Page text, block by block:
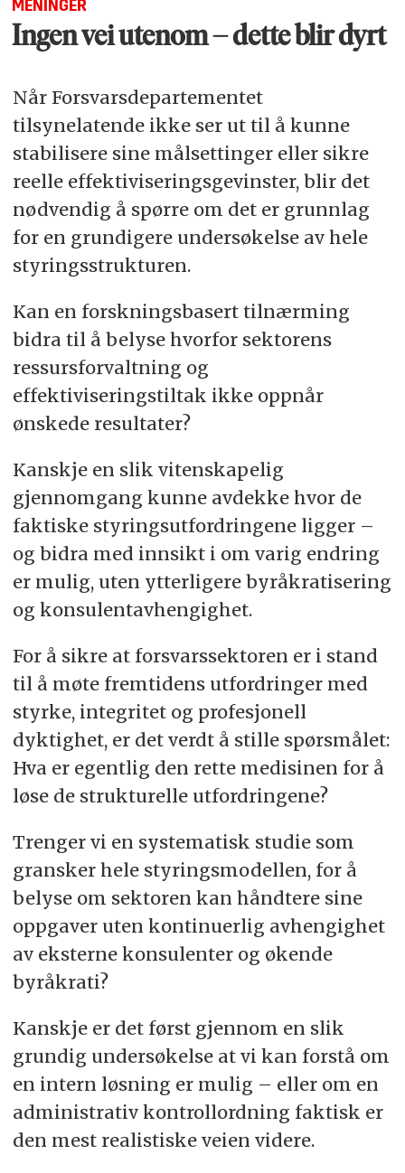
MENINGER
Ingen vei utenom – dette blir dyrt
Når Forsvarsdepartementet
tilsynelatende ikke ser ut til å kunne
stabilisere sine målsettinger eller sikre
reelle effektiviseringsgevinster, blir det
nødvendig å spørre om det er grunnlag
for en grundigere undersøkelse av hele
styringsstrukturen.
Kan en forskningsbasert tilnærming
bidra til å belyse hvorfor sektorens
ressursforvaltning og
effektiviseringstiltak ikke oppnår
ønskede resultater?
Kanskje en slik vitenskapelig
gjennomgang kunne avdekke hvor de
faktiske styringsutfordringene ligger –
og bidra med innsikt i om varig endring
er mulig, uten ytterligere byråkratisering
og konsulentavhengighet.
For å sikre at forsvarssektoren er i stand
til å møte fremtidens utfordringer med
styrke, integritet og profesjonell
dyktighet, er det verdt å stille spørsmålet:
Hva er egentlig den rette medisinen for å
løse de strukturelle utfordringene?
Trenger vi en systematisk studie som
gransker hele styringsmodellen, for å
belyse om sektoren kan håndtere sine
oppgaver uten kontinuerlig avhengighet
av eksterne konsulenter og økende
byråkrati?
Kanskje er det først gjennom en slik
grundig undersøkelse at vi kan forstå om
en intern løsning er mulig – eller om en
administrativ kontrollordning faktisk er
den mest realistiske veien videre.